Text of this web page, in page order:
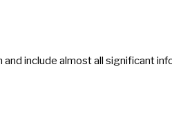
include almost all significant